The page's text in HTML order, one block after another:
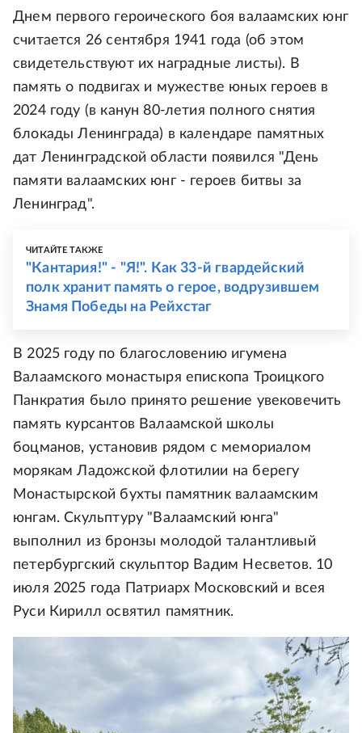
Днем первого героического боя валаамских юнг
считается 26 сентября 1941 года (об этом
свидетельствуют их наградные листы). В
память о подвигах и мужестве юных героев в
2024 году (в канун 80-летия полного снятия
блокады Ленинграда) в календаре памятных
дат Ленинградской области появился "День
памяти валаамских юнг - героев битвы за
Ленинград".
ЧИТАЙТЕ ТАКЖЕ
"Кантария!" - "Я!". Как 33-й гвардейский
полк хранит память о герое, водрузившем
Знамя Победы на Рейхстаг
В 2025 году по благословению игумена
Валаамского монастыря епископа Троицкого
Панкратия было принято решение увековечить
память курсантов Валаамской школы
боцманов, установив рядом с мемориалом
морякам Ладожской флотилии на берегу
Монастырской бухты памятник валаамским
юнгам. Скульптуру "Валаамский юнга"
выполнил из бронзы молодой талантливый
петербургский скульптор Вадим Несветов. 10
июля 2025 года Патриарх Московский и всея
Руси Кирилл освятил памятник.